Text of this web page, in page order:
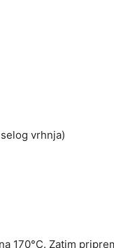
vrhnja)
170°C. Zatim